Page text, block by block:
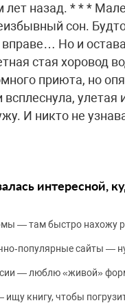
назад. * * *
сон.
вправе… Но и
стая хоровод
приюта, но
И никто не
интересной,
— там быстро нахожу
сайты —
— люблю «живой»
книгу, чтобы